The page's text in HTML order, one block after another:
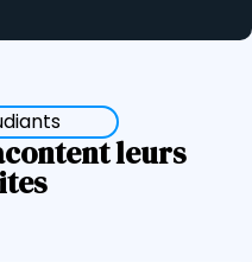
leurs